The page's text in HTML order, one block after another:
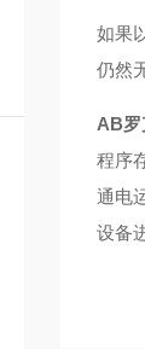
如果
仍然
AB罗
程序
通电
设备